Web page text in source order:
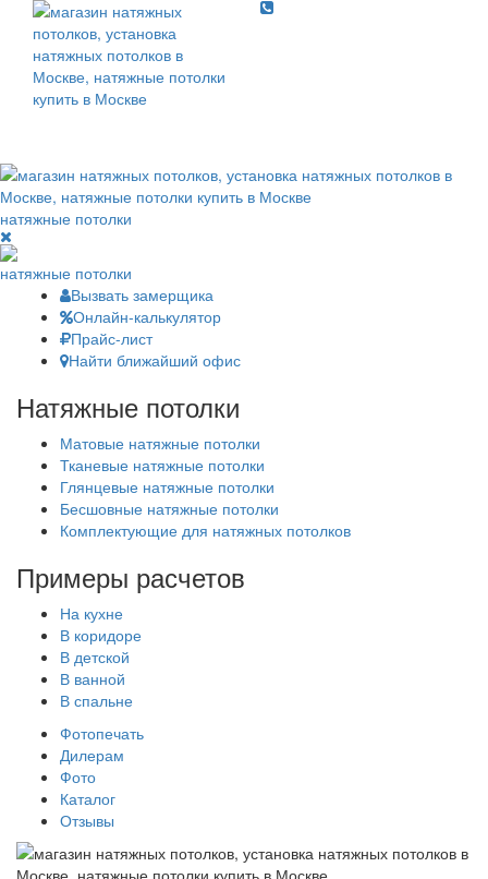
натяжные потолки
натяжные потолки
Вызвать замерщика
Онлайн-калькулятор
Прайс-лист
Найти ближайший офис
Натяжные потолки
Матовые натяжные потолки
Тканевые натяжные потолки
Глянцевые натяжные потолки
Бесшовные натяжные потолки
Комплектующие для натяжных потолков
Примеры расчетов
На кухне
В коридоре
В детской
В ванной
В спальне
Фотопечать
Дилерам
Фото
Каталог
Отзывы